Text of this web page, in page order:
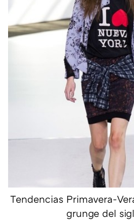
Tendencias Primavera-
grunge del